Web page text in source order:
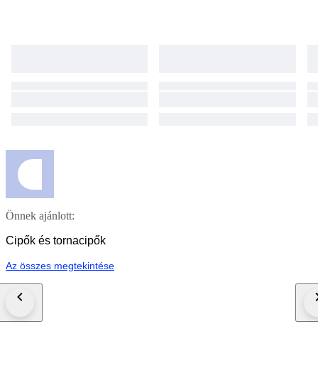
Önnek ajánlott:
Cipők és tornacipők
Az összes megtekintése